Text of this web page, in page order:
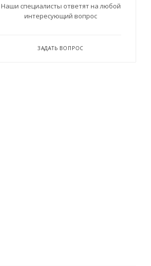
Наши специалисты ответят на любой
интересующий вопрос
ЗАДАТЬ ВОПРОС